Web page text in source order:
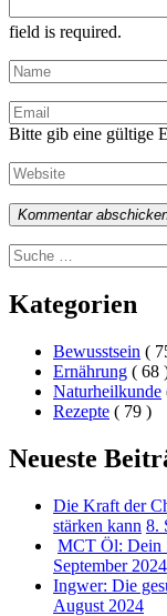
field is required.
Bitte gib eine gültige
Kommentar
Search
for:
Kategorien
Bewusstsein (
Ernährung ( 68
Naturheilkunde
Rezepte ( 79 )
Neueste
Die Kraft der
stärken kann 8.
MCT Öl: Dein
September 2024
Ingwer: Die
August 2024